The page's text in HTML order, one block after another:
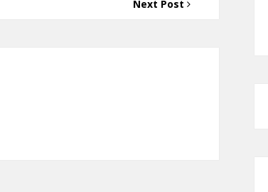
Next Post